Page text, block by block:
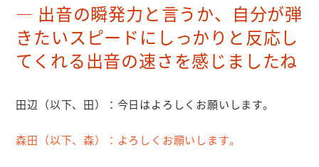
出音の瞬発力と言うか、自分が弾
きたいスピードにしっかりと反応し
てくれる出音の速さを感じましたね
田辺（以下、田）： 今日はよろしくお願いします。
森田（以下、森）： よろしくお願いします。